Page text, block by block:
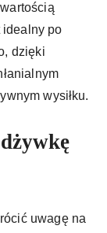
idealny po
dzięki
wysiłku.
uwagę na